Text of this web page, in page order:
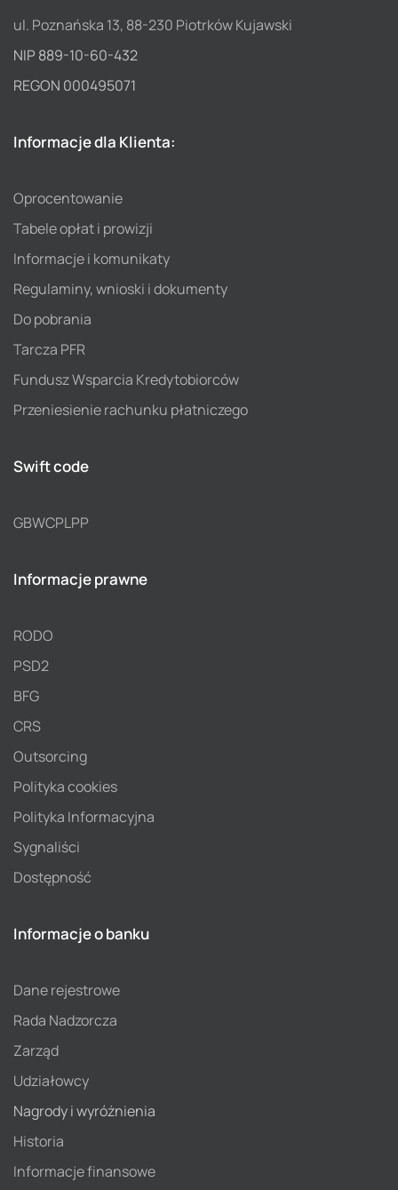
ul. Poznańska 13, 88-230 Piotrków Kujawski
NIP 889-10-60-432
REGON 000495071
Informacje dla Klienta:
Oprocentowanie
Tabele opłat i prowizji
Informacje i komunikaty
Regulaminy, wnioski i dokumenty
Do pobrania
Tarcza PFR
Fundusz Wsparcia Kredytobiorców
Przeniesienie rachunku płatniczego
Swift code
GBWCPLPP
Informacje prawne
RODO
PSD2
BFG
CRS
Outsorcing
Polityka cookies
Polityka Informacyjna
Sygnaliści
Dostępność
Informacje o banku
Dane rejestrowe
Rada Nadzorcza
Zarząd
Udziałowcy
Nagrody i wyróżnienia
Historia
Informacje finansowe